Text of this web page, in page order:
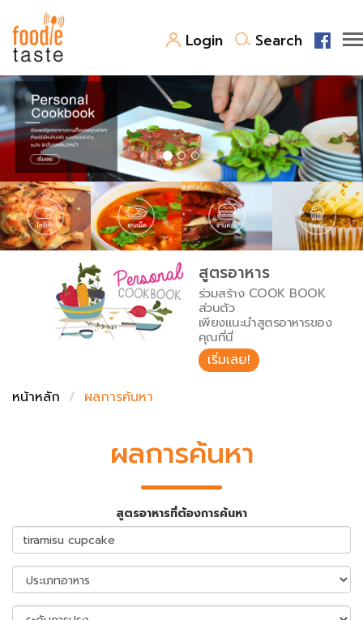
Login Search
สูตรอาหาร
สูตรอาหารล่าสุด
Top Foodie
พาไปชิม
สารพันก้นครัว
เคล็ดลับน่ารู้
เปรียบเทียบหน่วยการตวง
เปรียบเทียบอุณหภูมิ
เปรียบเทียบน้ำหนักวัตถุดิบ
FoodPedia
สร้าง Cookbook
สูตรอาหาร
ร่วมสร้าง COOK BOOK
ส่วนตัว
เพียงแนะนำสูตรอาหารของ
คุณที่นี่
เริ่มเลย!
หน้าหลัก
ผลการค้นหา
ผลการค้นหา
สูตรอาหารที่ต้องการค้นหา